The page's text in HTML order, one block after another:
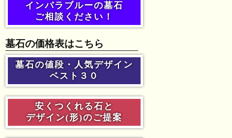
インパラブルーの墓石
ご相談ください！
墓石の価格表はこちら
墓石の値段・人気デザイン
ベスト３０
安くつくれる石と
デザイン(形)のご提案